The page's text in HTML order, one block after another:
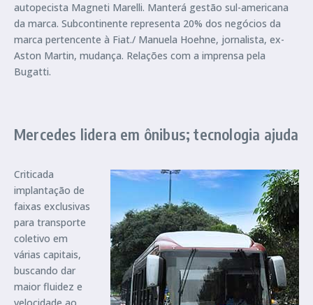
autopecista Magneti Marelli. Manterá gestão sul-americana
da marca. Subcontinente representa 20% dos negócios da
marca pertencente à Fiat./ Manuela Hoehne, jornalista, ex-
Aston Martin, mudança. Relações com a imprensa pela
Bugatti.
Mercedes lidera em ônibus; tecnologia ajuda
Criticada
implantação de
faixas exclusivas
para transporte
coletivo em
várias capitais,
buscando dar
maior fluidez e